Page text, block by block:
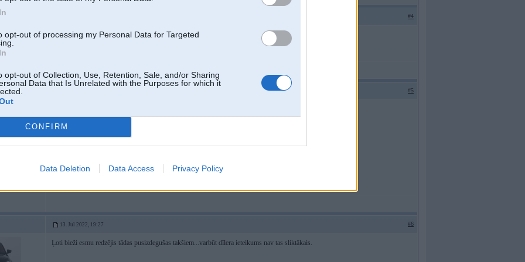
opt-out of processing my Personal Data for Targeted
opt-out of Collection, Use, Retention, Sale, and/or Sharing
Data that Is Unrelated with the Purposes for which it
CONFIRM
Data Deletion Data Access Privacy Policy
#4
Dilers nav neko tadu darijis un piedava mainit visu lukturi, lukturi.lv ari atteica
#5
13. Jul 2022, 19:27 #6
Ļoti bieži esmu redzējis tādas pusizdegušas takšiem...varbūt dīlera ieteikums nav tas sliktākais.